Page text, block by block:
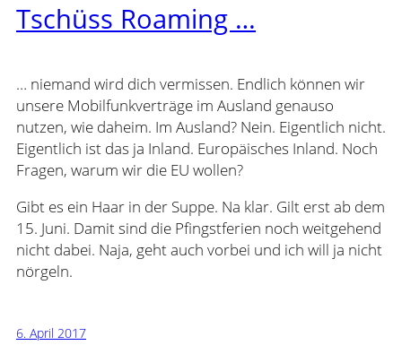
Tschüss Roaming …
… niemand wird dich vermissen. Endlich können wir
unsere Mobilfunkverträge im Ausland genauso
nutzen, wie daheim. Im Ausland? Nein. Eigentlich nicht.
Eigentlich ist das ja Inland. Europäisches Inland. Noch
Fragen, warum wir die EU wollen?
Gibt es ein Haar in der Suppe. Na klar. Gilt erst ab dem
15. Juni. Damit sind die Pfingstferien noch weitgehend
nicht dabei. Naja, geht auch vorbei und ich will ja nicht
nörgeln.
6. April 2017